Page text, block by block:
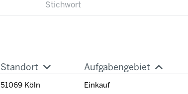
Standort Aufgabengebiet
51069 Köln Einkauf